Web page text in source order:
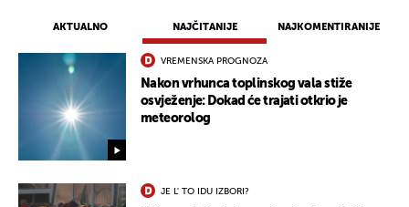
AKTUALNO NAJČITANIJE NAJKOMENTIRANIJE
VREMENSKA PROGNOZA
Nakon vrhunca toplinskog vala stiže
osvježenje: Dokad će trajati otkrio je
meteorolog
JE L' TO IDU IZBORI?